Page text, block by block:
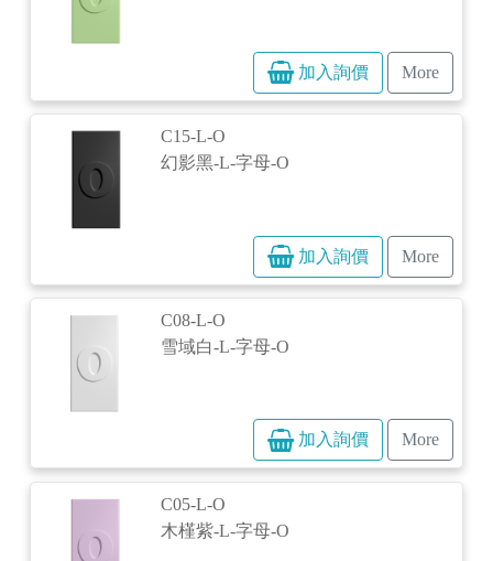
加入詢價 More
C15-L-O
幻影黑-L-字母-O
加入詢價 More
C08-L-O
雪域白-L-字母-O
加入詢價 More
C05-L-O
木槿紫-L-字母-O